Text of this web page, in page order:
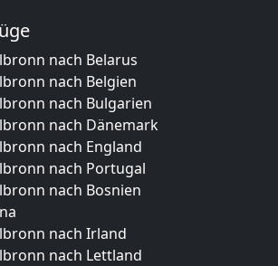
nach Belarus
nach Belgien
nach Bulgarien
nach Dänemark
nach England
nach Portugal
nach Bosnien
nach Irland
nach Lettland